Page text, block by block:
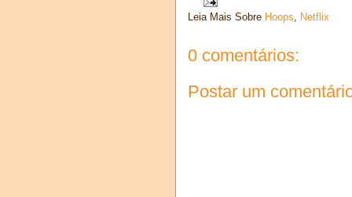
Leia Mais Sobre Hoops, Netflix
0 comentários:
Postar um